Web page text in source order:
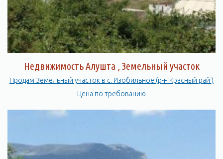
Недвижимость Алушта , Земельный участок
Продам Земельный участок в с. Изобильное (р-н Красный рай )
Цена по требованию